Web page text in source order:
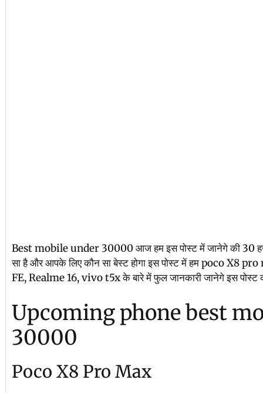
Best mobile under 30000 आज हम इस पोस्ट में जानेगे की 30
सा है और आपके लिए कौन सा बेस्ट होगा इस पोस्ट में हम poco X8
FE, Realme 16, vivo t5x के बारे में फुल जानकारी जानेगे इस
Upcoming phone best
30000
Poco X8 Pro Max